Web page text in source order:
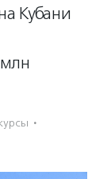
Кубани
·